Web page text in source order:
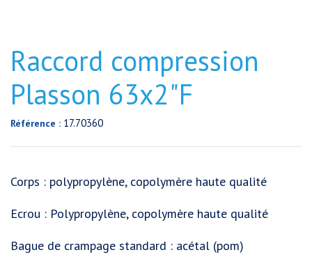
Raccord compression
Plasson 63x2"F
Référence : 17.70360
Corps : polypropylène, copolymère haute qualité
Ecrou : Polypropylène, copolymère haute qualité
Bague de crampage standard : acétal (pom)